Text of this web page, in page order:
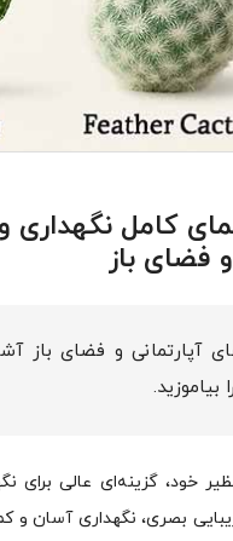
کامل نگهداری
فضای باز
آپارتمانی و فضای باز
خود، گزینه‌ای عالی برای
بصری، نگهداری آسان و